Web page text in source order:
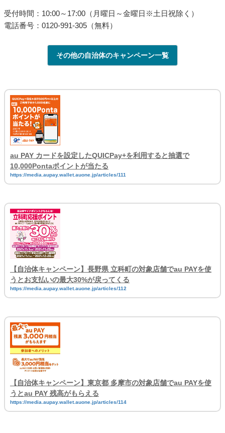
受付時間：10:00～17:00（月曜日～金曜日※土日祝除く）
電話番号：0120-991-305（無料）
その他の自治体のキャンペーン一覧
au PAY カードを設定したQUICPay+を利用すると抽選で
10,000Pontaポイントが当たる
https://media.aupay.wallet.auone.jp/articles/111
【自治体キャンペーン】長野県 立科町の対象店舗でau PAYを使
うとお支払いの最大30%が戻ってくる
https://media.aupay.wallet.auone.jp/articles/112
【自治体キャンペーン】東京都 多摩市の対象店舗でau PAYを使
うとau PAY 残高がもらえる
https://media.aupay.wallet.auone.jp/articles/114